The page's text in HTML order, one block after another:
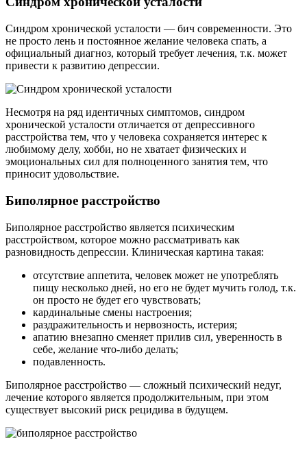
Синдром хронической усталости — бич современности. Это
не просто лень и постоянное желание человека спать, а
официальный диагноз, который требует лечения, т.к. может
привести к развитию депрессии.
Несмотря на ряд идентичных симптомов, синдром
хронической усталости отличается от депрессивного
расстройства тем, что у человека сохраняется интерес к
любимому делу, хобби, но не хватает физических и
эмоциональных сил для полноценного занятия тем, что
приносит удовольствие.
Биполярное расстройство
Биполярное расстройство является психическим
расстройством, которое можно рассматривать как
разновидность депрессии. Клиническая картина такая:
отсутствие аппетита, человек может не употреблять
пищу несколько дней, но его не будет мучить голод, т.к.
он просто не будет его чувствовать;
кардинальные смены настроения;
раздражительность и нервозность, истерия;
апатию внезапно сменяет прилив сил, уверенность в
себе, желание что-либо делать;
подавленность.
Биполярное расстройство — сложный психический недуг,
лечение которого является продолжительным, при этом
существует высокий риск рецидива в будущем.